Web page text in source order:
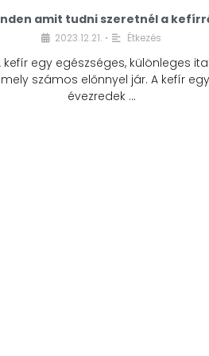
amit tudni szeretnél a
2023.12.21. • Étkezés
kefír egy egészséges, különleges
számos előnnyel jár. A kefír egy
évezredek …